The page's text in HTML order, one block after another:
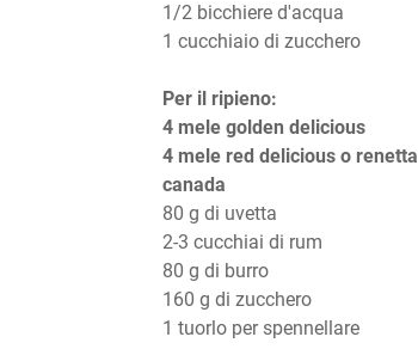
1/2 bicchiere d'acqua
1 cucchiaio di zucchero
Per il ripieno:
4 mele golden delicious
4 mele red delicious o renetta
canada
80 g di uvetta
2-3 cucchiai di rum
80 g di burro
160 g di zucchero
1 tuorlo per spennellare